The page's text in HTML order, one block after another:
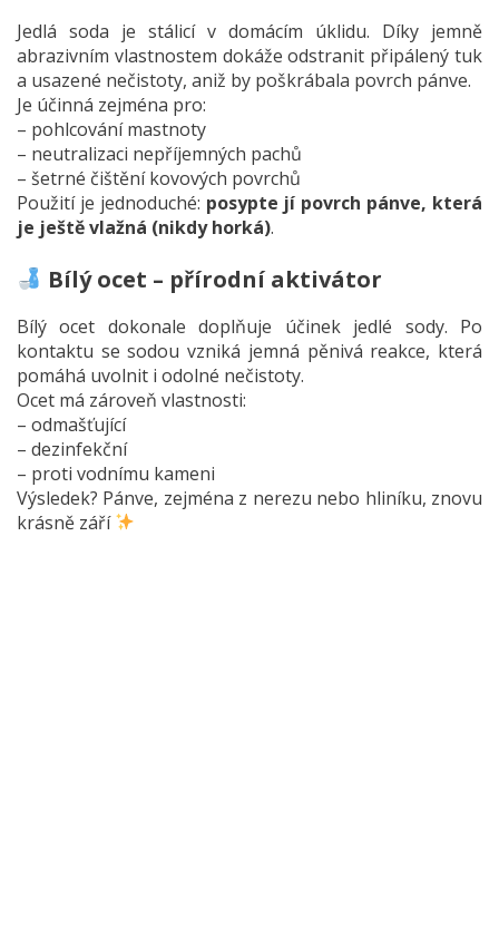
Jedlá soda je stálicí v domácím úklidu. Díky jemně
abrazivním vlastnostem dokáže odstranit připálený tuk
a usazené nečistoty, aniž by poškrábala povrch pánve.
Je účinná zejména pro:
– pohlcování mastnoty
– neutralizaci nepříjemných pachů
– šetrné čištění kovových povrchů
Použití je jednoduché: posypte jí povrch pánve, která
je ještě vlažná (nikdy horká).
Bílý ocet – přírodní aktivátor
Bílý ocet dokonale doplňuje účinek jedlé sody. Po
kontaktu se sodou vzniká jemná pěnivá reakce, která
pomáhá uvolnit i odolné nečistoty.
Ocet má zároveň vlastnosti:
– odmašťující
– dezinfekční
– proti vodnímu kameni
Výsledek? Pánve, zejména z nerezu nebo hliníku, znovu
krásně září